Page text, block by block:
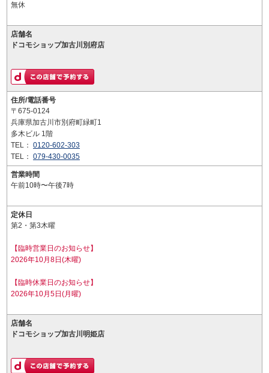
無休
店舗名
ドコモショップ加古川別府店
住所/電話番号
〒675-0124
兵庫県加古川市別府町緑町1
多木ビル 1階
TEL： 0120-602-303
TEL： 079-430-0035
営業時間
午前10時〜午後7時
定休日
第2・第3木曜
【臨時営業日のお知らせ】
2026年10月8日(木曜)
【臨時休業日のお知らせ】
2026年10月5日(月曜)
店舗名
ドコモショップ加古川明姫店